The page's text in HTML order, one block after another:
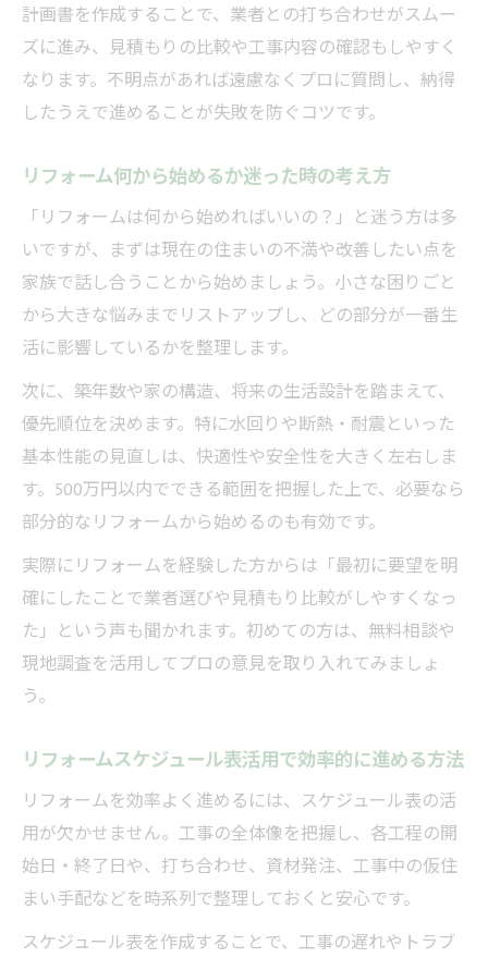
る方法
季節ごとのリフォーム計画のポイント
リフォーム前にお祓いを検討するメリット
リフォーム計画で費用対効果を高める進め
方
リフォーム見積もりから施工まで無駄なく
管理
暮らしに合わせたリフォーム手続きの流れ
リフォーム計画書を活かした家づくりのコ
ツ
将来を見据えたリフォームスケジュールの
立て方
計画書を作成することで、業者との打ち合わせがスムー
ズに進み、見積もりの比較や工事内容の確認もしやすく
なります。不明点があれば遠慮なくプロに質問し、納得
したうえで進めることが失敗を防ぐコツです。
リフォーム何から始めるか迷った時の考え方
「リフォームは何から始めればいいの？」と迷う方は多
いですが、まずは現在の住まいの不満や改善したい点を
家族で話し合うことから始めましょう。小さな困りごと
から大きな悩みまでリストアップし、どの部分が一番生
活に影響しているかを整理します。
次に、築年数や家の構造、将来の生活設計を踏まえて、
優先順位を決めます。特に水回りや断熱・耐震といった
基本性能の見直しは、快適性や安全性を大きく左右しま
す。500万円以内でできる範囲を把握した上で、必要なら
部分的なリフォームから始めるのも有効です。
実際にリフォームを経験した方からは「最初に要望を明
確にしたことで業者選びや見積もり比較がしやすくなっ
た」という声も聞かれます。初めての方は、無料相談や
現地調査を活用してプロの意見を取り入れてみましょ
う。
リフォームスケジュール表活用で効率的に進める方法
リフォームを効率よく進めるには、スケジュール表の活
用が欠かせません。工事の全体像を把握し、各工程の開
始日・終了日や、打ち合わせ、資材発注、工事中の仮住
まい手配などを時系列で整理しておくと安心です。
スケジュール表を作成することで、工事の遅れやトラブ